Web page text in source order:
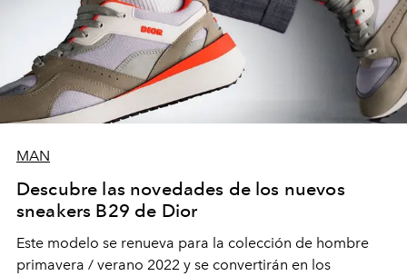
MAN
Descubre las novedades de los nuevos
sneakers B29 de Dior
Este modelo se renueva para la colección de hombre
primavera / verano 2022 y se convertirán en los